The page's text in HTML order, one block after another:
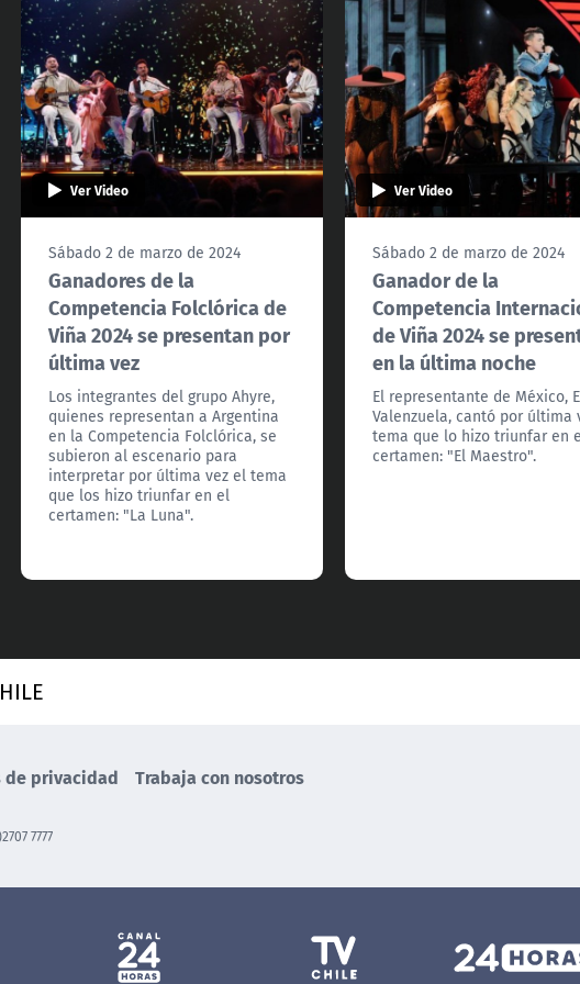
Ver Video
Sábado 2 de marzo de 2024
Ganadores de la
Competencia Folclórica de
Viña 2024 se presentan por
última vez
Los integrantes del grupo Ahyre,
quienes representan a Argentina
en la Competencia Folclórica, se
subieron al escenario para
interpretar por última vez el tema
que los hizo triunfar en el
certamen: "La Luna".
Ver Video
Sábado 2 de marzo de 2024
Ganador de la
Competencia
de Viña 2024 se
en la última noche
El representante de México,
Valenzuela, cantó por última
tema que lo hizo triunfar en
certamen: "El Maestro".
privacidad Trabaja con nosotros
7777